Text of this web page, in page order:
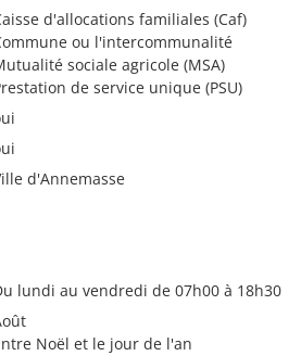
d'allocations familiales (Caf)
ou l'intercommunalité
sociale agricole (MSA)
de service unique (PSU)
d'Annemasse
lundi au vendredi de 07h00 à 18h30
Noël et le jour de l'an